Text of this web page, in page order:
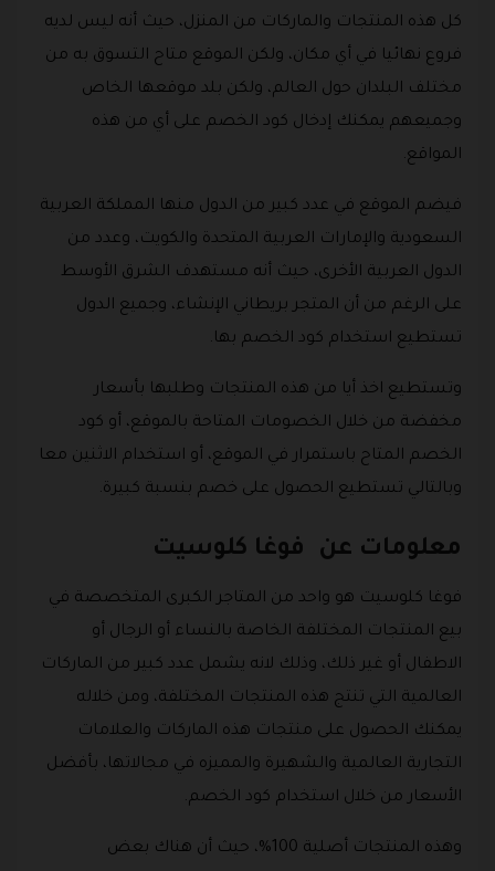
كل هذه المنتجات والماركات من المنزل، حيث أنه ليس لديه
فروع نهائيا في أي مكان، ولكن الموقع متاح التسوق به من
مختلف البلدان حول العالم، ولكن بلد موقعها الخاص
وجميعهم يمكنك إدخال كود الخصم على أي من هذه
المواقع.
فيضم الموقع في عدد كبير من الدول منها المملكة العربية
السعودية والإمارات العربية المتحدة والكويت، وعدد من
الدول العربية الأخرى، حيث أنه مستهدف الشرق الأوسط
على الرغم من أن المتجر بريطاني الإنشاء، وجميع الدول
تستطيع استخدام كود الخصم بها.
وتستطيع اخذ أيا من هذه المنتجات وطلبها بأسعار
مخفضة من خلال الخصومات المتاحة بالموقع، أو كود
الخصم المتاح باستمرار في الموقع، أو استخدام الاثنين معا
وبالتالي تستطيع الحصول على خصم بنسبة كبيرة.
معلومات عن فوغا كلوسيت
فوغا كلوسيت هو واحد من المتاجر الكبرى المتخصصة في
بيع المنتجات المختلفة الخاصة بالنساء أو الرجال أو
الاطفال أو غير ذلك، وذلك لانه يشمل عدد كبير من الماركات
العالمية التي تنتج هذه المنتجات المختلفة، ومن خلاله
يمكنك الحصول على منتجات هذه الماركات والعلامات
التجارية العالمية والشهيرة والمميزه في مجالاتها، بأفضل
الأسعار من خلال استخدام كود الخصم.
وهذه المنتجات أصلية 100%، حيث أن هناك بعض